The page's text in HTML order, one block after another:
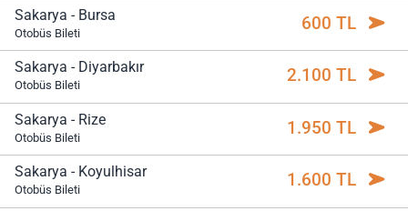
Sakarya - Bursa
Otobüs Bileti 600 TL
Sakarya - Diyarbakır
Otobüs Bileti 2.100 TL
Sakarya - Rize
Otobüs Bileti 1.950 TL
Sakarya - Koyulhisar
Otobüs Bileti 1.600 TL